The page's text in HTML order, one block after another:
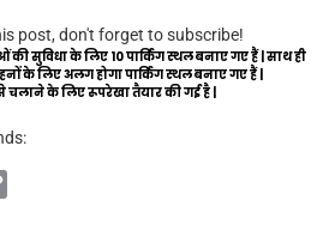
post, don't forget to subscribe!
सुविधा के लिए 10 पार्किंग स्थल बनाए गए हैं | साथ ही
के लिए अलग होगा पार्किंग स्थल बनाए गए हैं |
चलाने के लिए रूपरेखा तैयार की गई है |